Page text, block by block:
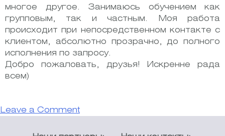
многое другое. Занимаюсь обучением как
групповым, так и частным. Моя работа
происходит при непосредственном контакте с
клиентом, абсолютно прозрачно, до полного
исполнения по запросу.
Добро пожаловать, друзья! Искренне рада
всем)
Leave a Commenton